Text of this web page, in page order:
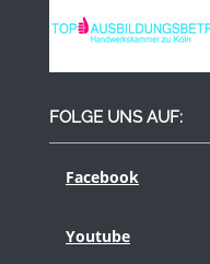
FOLGE UNS AUF:
Facebook
Youtube